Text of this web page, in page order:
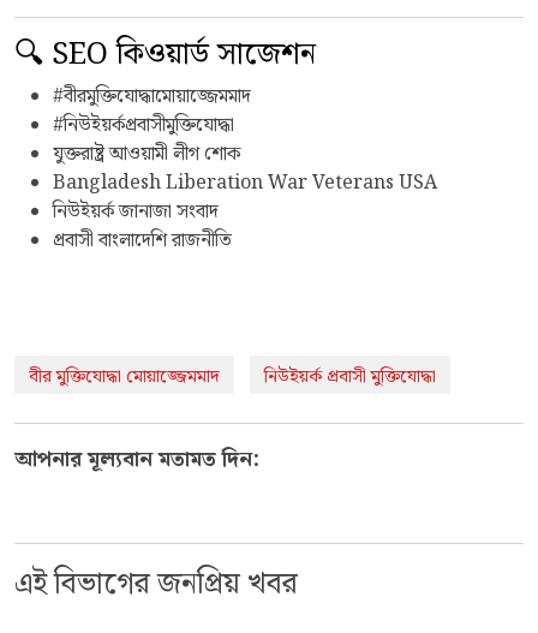
🔍 SEO কিওয়ার্ড সাজেশন
#বীরমুক্তিযোদ্ধামোয়াজ্জেমমাদ
#নিউইয়র্কপ্রবাসীমুক্তিযোদ্ধা
যুক্তরাষ্ট্র আওয়ামী লীগ শোক
Bangladesh Liberation War Veterans USA
নিউইয়র্ক জানাজা সংবাদ
প্রবাসী বাংলাদেশি রাজনীতি
বীর মুক্তিযোদ্ধা মোয়াজ্জেমমাদ নিউইয়র্ক প্রবাসী মুক্তিযোদ্ধা
আপনার মূল্যবান মতামত দিন:
এই বিভাগের জনপ্রিয় খবর